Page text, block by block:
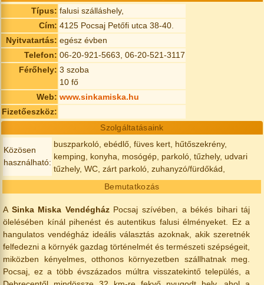
Típus: falusi szálláshely,
Cím: 4125 Pocsaj Petőfi utca 38-40.
Nyitvatartás: egész évben
Telefon: 06-20-921-5663, 06-20-521-3117
Férőhely: 3 szoba
10 fő
Web: www.sinkamiska.hu
Fizetőeszköz:
Szolgáltatásaink
Közösen
használható:
buszparkoló, ebédlő, füves kert, hűtőszekrény,
kemping, konyha, mosógép, parkoló, tűzhely, udvari
tűzhely, WC, zárt parkoló, zuhanyzó/fürdőkád,
Bemutatkozás
A Sinka Miska VendégházPocsaj szívében, a békés bihari táj
ölelésében kínál pihenést és autentikus falusi élményeket. Ez a
hangulatos vendégház ideális választás azoknak, akik szeretnék
felfedezni a környék gazdag történelmét és természeti szépségeit,
miközben kényelmes, otthonos környezetben szállhatnak meg.
Pocsaj, ez a több évszázados múltra visszatekintő település, a